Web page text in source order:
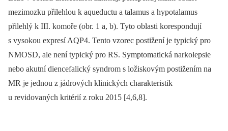
mezimozku přilehlou k aqueductu a talamus a hypotalamus
přilehlý k III. komoře (obr. 1 a, b). Tyto oblasti korespondují
s vysokou expresí AQP4. Tento vzorec postižení je typický pro
NMOSD, ale není typický pro RS. Symptomatická narkolepsie
nebo akutní diencefalický syndrom s ložiskovým postižením na
MR je jednou z jádrových klinických charakteristik
u revidovaných kritérií z roku 2015 [4,6,8].